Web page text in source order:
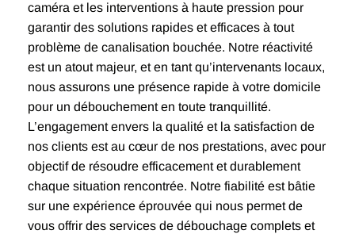
caméra et les interventions à haute pression pour
garantir des solutions rapides et efficaces à tout
problème de canalisation bouchée. Notre réactivité
est un atout majeur, et en tant qu’intervenants locaux,
nous assurons une présence rapide à votre domicile
pour un débouchement en toute tranquillité.
L’engagement envers la qualité et la satisfaction de
nos clients est au cœur de nos prestations, avec pour
objectif de résoudre efficacement et durablement
chaque situation rencontrée. Notre fiabilité est bâtie
sur une expérience éprouvée qui nous permet de
vous offrir des services de débouchage complets et